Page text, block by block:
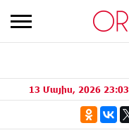
13 Մայիս, 2026 23:03